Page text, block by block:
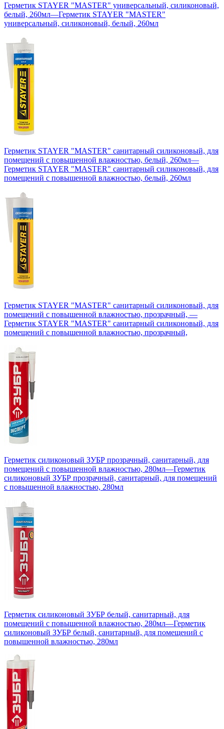
Герметик STAYER "MASTER" универсальный, силиконовый,
белый, 260мл—Герметик STAYER "MASTER"
универсальный, силиконовый, белый, 260мл
Герметик STAYER "MASTER" санитарный силиконовый, для
помещений с повышенной влажностью, белый, 260мл—
Герметик STAYER "MASTER" санитарный силиконовый, для
помещений с повышенной влажностью, белый, 260мл
Герметик STAYER "MASTER" санитарный силиконовый, для
помещений с повышенной влажностью, прозрачный, —
Герметик STAYER "MASTER" санитарный силиконовый, для
помещений с повышенной влажностью, прозрачный,
Герметик силиконовый ЗУБР прозрачный, санитарный, для
помещений с повышенной влажностью, 280мл—Герметик
силиконовый ЗУБР прозрачный, санитарный, для помещений
с повышенной влажностью, 280мл
Герметик силиконовый ЗУБР белый, санитарный, для
помещений с повышенной влажностью, 280мл—Герметик
силиконовый ЗУБР белый, санитарный, для помещений с
повышенной влажностью, 280мл